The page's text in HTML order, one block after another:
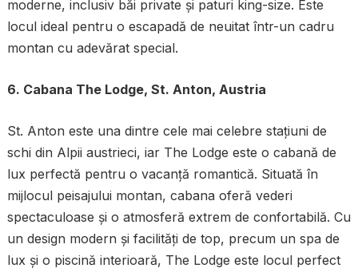
moderne, inclusiv băi private și paturi king-size. Este
locul ideal pentru o escapadă de neuitat într-un cadru
montan cu adevărat special.
6. Cabana The Lodge, St. Anton, Austria
St. Anton este una dintre cele mai celebre stațiuni de
schi din Alpii austrieci, iar The Lodge este o cabană de
lux perfectă pentru o vacanță romantică. Situată în
mijlocul peisajului montan, cabana oferă vederi
spectaculoase și o atmosferă extrem de confortabilă. Cu
un design modern și facilități de top, precum un spa de
lux și o piscină interioară, The Lodge este locul perfect